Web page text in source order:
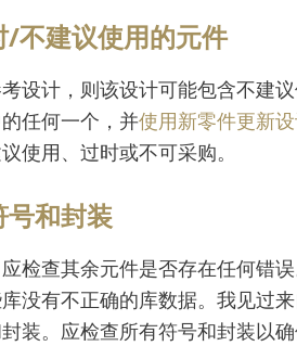
不建议使用的元件
设计，则该设计可能包含不建
任何一个，并使用新零件更新
使用、过时或不可采购。
和封装
检查其余元件是否存在任何错
没有不正确的库数据。我见过
装。应检查所有符号和封装以